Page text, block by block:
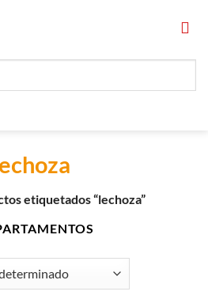
etiquetados “lechoza”